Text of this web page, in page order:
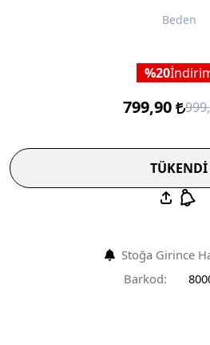
Beden
20
799,90
TÜKENDİ
Stoğa Girince
Barkod: